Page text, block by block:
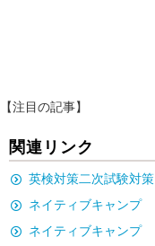
【注目の記事】
関連リンク
英検対策二次試験対策
ネイティブキャンプ
ネイティブキャンプ